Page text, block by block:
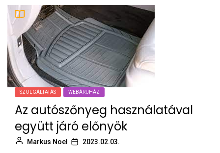
SZOLGÁLTATÁS WEBÁRUHÁZ
Az autószőnyeg használatával
együtt járó előnyök
Markus Noel 2023.02.03.